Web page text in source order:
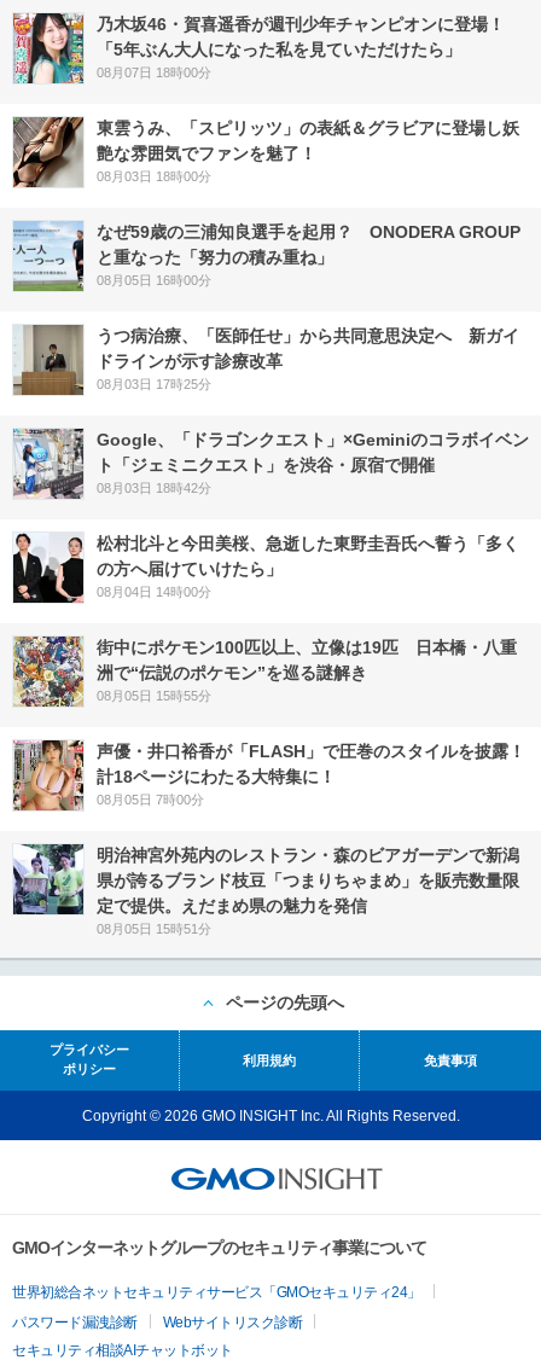
乃木坂46・賀喜遥香が週刊少年チャンピオンに登場！
「5年ぶん大人になった私を見ていただけたら」
08月07日 18時00分
東雲うみ、「スピリッツ」の表紙＆グラビアに登場し妖
艶な雰囲気でファンを魅了！
08月03日 18時00分
なぜ59歳の三浦知良選手を起用？ ONODERA GROUP
と重なった「努力の積み重ね」
08月05日 16時00分
うつ病治療、「医師任せ」から共同意思決定へ 新ガイ
ドラインが示す診療改革
08月03日 17時25分
Google、「ドラゴンクエスト」×Geminiのコラボイベン
ト「ジェミニクエスト」を渋谷・原宿で開催
08月03日 18時42分
松村北斗と今田美桜、急逝した東野圭吾氏へ誓う「多く
の方へ届けていけたら」
08月04日 14時00分
街中にポケモン100匹以上、立像は19匹 日本橋・八重
洲で“伝説のポケモン”を巡る謎解き
08月05日 15時55分
声優・井口裕香が「FLASH」で圧巻のスタイルを披露！
計18ページにわたる大特集に！
08月05日 7時00分
明治神宮外苑内のレストラン・森のビアガーデンで新潟
県が誇るブランド枝豆「つまりちゃまめ」を販売数量限
定で提供。えだまめ県の魅力を発信
08月05日 15時51分
ページの先頭へ
プライバシー
ポリシー
利用規約 免責事項
Copyright © 2026 GMO INSIGHT Inc. All Rights Reserved.
GMOインターネットグループのセキュリティ事業について
世界初総合ネットセキュリティサービス「GMOセキュリティ24」
パスワード漏洩診断
Webサイトリスク診断
セキュリティ相談AIチャットボット